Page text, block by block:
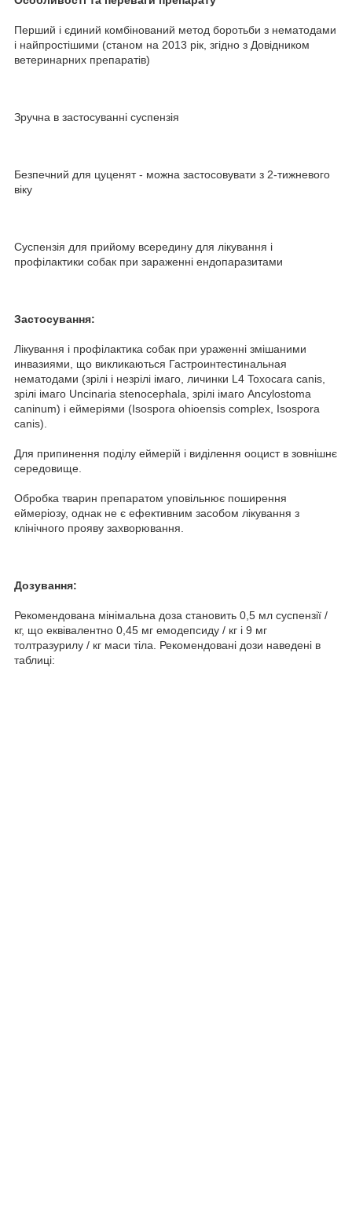
Перший і єдиний комбінований метод боротьби з нематодами
і найпростішими (станом на 2013 рік, згідно з Довідником
ветеринарних препаратів)
Зручна в застосуванні суспензія
Безпечний для цуценят - можна застосовувати з 2-тижневого
віку
Суспензія для прийому всередину для лікування і
профілактики собак при зараженні ендопаразитами
Застосування:
Лікування і профілактика собак при ураженні змішаними
инвазиями, що викликаються Гастроинтестинальная
нематодами (зрілі і незрілі імаго, личинки L4 Toxocara canis,
зрілі імаго Uncinaria stenocephala, зрілі імаго Ancylostoma
caninum) і еймеріями (Isospora ohioensis complex, Isospora
canis).
Для припинення поділу еймерій і виділення ооцист в зовнішнє
середовище.
Обробка тварин препаратом уповільнює поширення
еймеріозу, однак не є ефективним засобом лікування з
клінічного прояву захворювання.
Дозування:
Рекомендована мінімальна доза становить 0,5 мл суспензії /
кг, що еквівалентно 0,45 мг емодепсиду / кг і 9 мг
толтразурилу / кг маси тіла. Рекомендовані дози наведені в
таблиці: